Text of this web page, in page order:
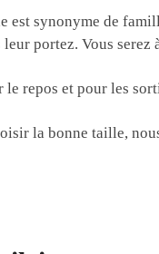
est synonyme de
portez. Vous
le repos et pour les
la bonne taille,